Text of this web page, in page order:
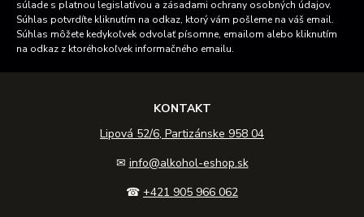
súlade s platnou legislatívou a zásadami ochrany osobných údajov.
Súhlas potvrdíte kliknutím na odkaz, ktorý vám pošleme na váš email.
Súhlas môžete kedykoľvek odvolať písomne, emailom alebo kliknutím
na odkaz z ktoréhokoľvek informačného emailu.
KONTAKT
Lipová 52/6, Partizánske 958 04
✉ info@alkohol-eshop.sk
☎ +421 905 966 062